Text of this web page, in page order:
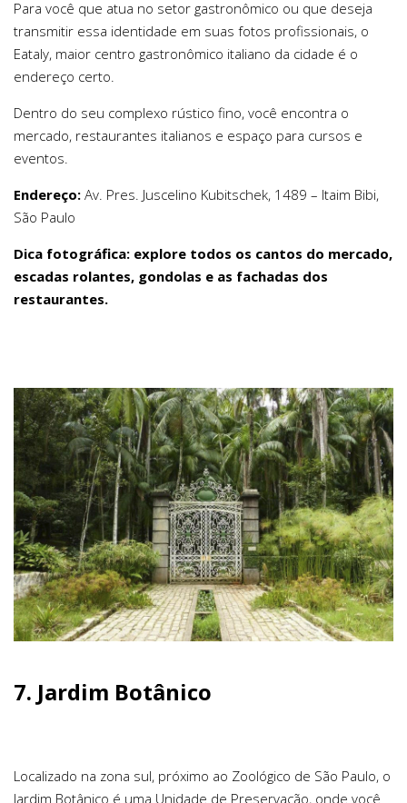
Para você que atua no setor gastronômico ou que deseja
transmitir essa identidade em suas fotos profissionais, o
Eataly, maior centro gastronômico italiano da cidade é o
endereço certo.
Dentro do seu complexo rústico fino, você encontra o
mercado, restaurantes italianos e espaço para cursos e
eventos.
Endereço: Av. Pres. Juscelino Kubitschek, 1489 – Itaim Bibi,
São Paulo
Dica fotográfica: explore todos os cantos do mercado,
escadas rolantes, gondolas e as fachadas dos
restaurantes.
7. Jardim Botânico
Localizado na zona sul, próximo ao Zoológico de São Paulo, o
Jardim Botânico é uma Unidade de Preservação, onde você